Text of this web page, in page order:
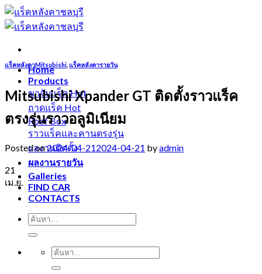
Skip
to
content
Home
Products
ขาจับแร็ค
ถาดแร็ค
Roof Box
ราวแร็คและคานตรงรุ่น
ผลงานติดตั้ง
ผลงานรายวัน
Galleries
FIND CAR
CONTACTS
แร็คหลังคาMitsubishi แร็คหลังคารายวัน
Mitsubishi Xpander GT ติดตั้งราวแร็ค
ตรงรุ่นราวอลูมิเนียม
Posted on2024-04-212024-04-21 byadmin
21
เม.ย.